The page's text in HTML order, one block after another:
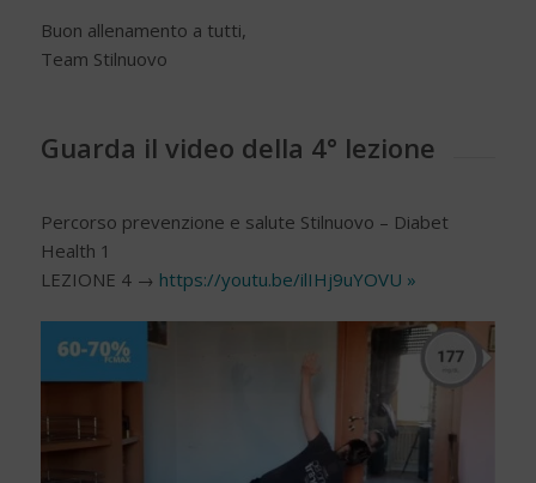
Buon allenamento a tutti,
Team Stilnuovo
Guarda il video della 4° lezione
Percorso prevenzione e salute Stilnuovo – Diabet
Health 1
LEZIONE 4 → https://youtu.be/ilIHj9uYOVU »